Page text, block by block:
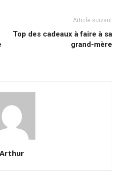
Article suivant
Top des cadeaux à faire à sa
grand-mère
Arthur